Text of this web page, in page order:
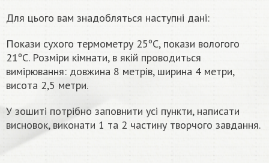
Для цього вам знадобляться наступні дані:
Покази сухого термометру 25ºС, покази вологого
21ºС. Розміри кімнати, в якій проводиться
вимірювання: довжина 8 метрів, ширина 4 метри,
висота 2,5 метри.
У зошиті потрібно заповнити усі пункти, написати
висновок, виконати 1 та 2 частину творчого завдання.